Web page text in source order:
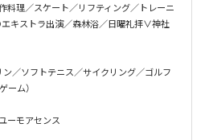
料理／スケート／リフティング／トレーニ
エキストラ出演／森林浴／日曜礼拝∨神社
／ソフトテニス／サイクリング／ゴルフ
ーム）
ーモアセンス